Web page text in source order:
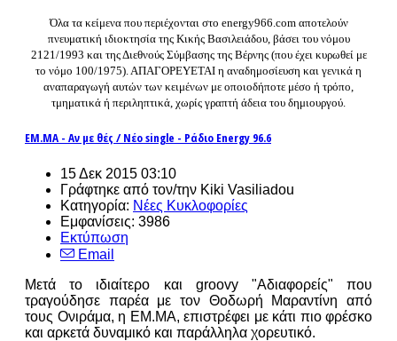
Όλα τα κείμενα που περιέχονται στο energy966.com αποτελούν
πνευματική ιδιοκτησία της Κικής Βασιλειάδου, βάσει του νόμου
2121/1993 και της Διεθνούς Σύμβασης της Βέρνης (που έχει κυρωθεί με
το νόμο 100/1975). ΑΠΑΓΟΡΕΥΕΤΑΙ η αναδημοσίευση και γενικά η
αναπαραγωγή αυτών των κειμένων με οποιοδήποτε μέσο ή τρόπο,
τμηματικά ή περιληπτικά, χωρίς γραπτή άδεια του δημιουργού.
ΕΜ.ΜΑ - Αν με θές / Νέο single - Ράδιο Energy 96.6
15 Δεκ 2015 03:10
Γράφτηκε από τον/την Kiki Vasiliadou
Κατηγορία: Νέες Κυκλοφορίες
Εμφανίσεις: 3986
Εκτύπωση
Email
Μετά το ιδιαίτερο και groovy "Αδιαφορείς" που
τραγούδησε παρέα με τον Θοδωρή Μαραντίνη από
τους Ονιράμα, η ΕΜ.ΜΑ, επιστρέφει με κάτι πιο φρέσκο
και αρκετά δυναμικό και παράλληλα χορευτικό.